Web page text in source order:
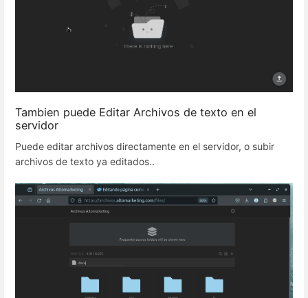
Tambien puede Editar Archivos de texto en el
servidor
Puede editar archivos directamente en el servidor, o subir
archivos de texto ya editados..